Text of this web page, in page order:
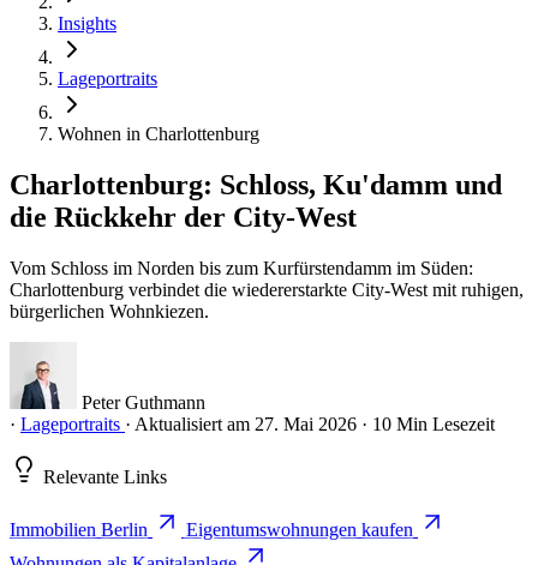
Insights
Lageportraits
Wohnen in Charlottenburg
Charlottenburg: Schloss, Ku'damm und
die Rückkehr der City-West
Vom Schloss im Norden bis zum Kurfürstendamm im Süden:
Charlottenburg verbindet die wiedererstarkte City-West mit ruhigen,
bürgerlichen Wohnkiezen.
Peter Guthmann
· Lageportraits · Aktualisiert am 27. Mai 2026 · 10 Min Lesezeit
Relevante Links
Immobilien Berlin
Eigentumswohnungen kaufen